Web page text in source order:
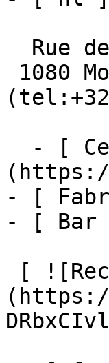
- [
- [ Bar